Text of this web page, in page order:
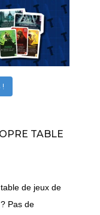
!
TABLE
de jeux de
Pas de